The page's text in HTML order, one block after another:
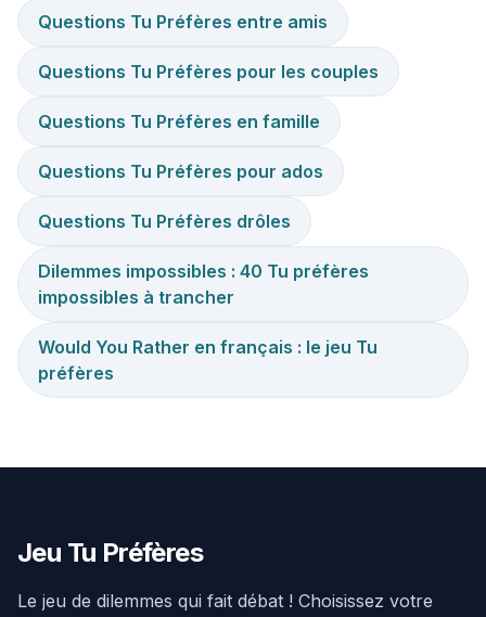
Questions Tu Préfères entre amis
Questions Tu Préfères pour les couples
Questions Tu Préfères en famille
Questions Tu Préfères pour ados
Questions Tu Préfères drôles
Dilemmes impossibles : 40 Tu préfères
impossibles à trancher
Would You Rather en français : le jeu Tu
préfères
Jeu Tu Préfères
Le jeu de dilemmes qui fait débat ! Choisissez votre